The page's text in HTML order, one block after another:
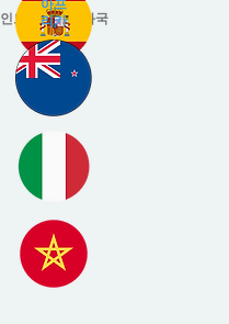
인도네시아 공화국
아프
리카